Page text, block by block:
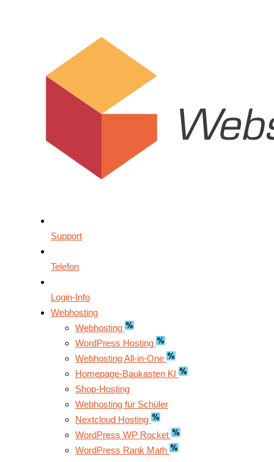
Support
Telefon
Login-Info
Webhosting
Webhosting
WordPress Hosting
Webhosting All-in-One
Homepage-Baukasten KI
Shop-Hosting
Webhosting für Schüler
Nextcloud Hosting
WordPress WP Rocket
WordPress Rank Math